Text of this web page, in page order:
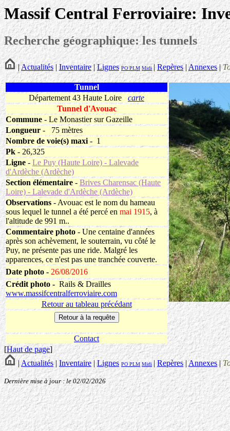
Massif Central Ferroviaire:
Recherche géographique: les tunnels
|Actualités| Inventaire|Lignes POPLM Midi |Repères|Annexes|
Tunnel
Département 43 Haute Loire carte
Tunnel d'Avouac
Commune - Le Monastier sur Gazeille
Longueur -
75 mètres
Nombre de voie(s) maxi - 1
Pk - 26,325
Ligne - Le Puy (Haute Loire) - Lalevade
d'Ardèche (Ardèche)
Section élémentaire - Brives Charensac (Haute
Loire) - Lalevade d'Ardèche (Ardèche)
Observations - Avouac est le nom du hameau
sous lequel le tunnel a été percé en mai 1915, à
l'altitude de 991 m..
Commentaire photo - Une centaine d'années
après son achèvement, le souterrain, vu côté le
Puy, ne présente pas une ride. Malgré les
apparences, ce n'est pas une tranchée couverte.
Date photo - 26/08/2016
Crédit photo - Rails & Drailles
www.massifcentralferroviaire.com
Retour au tableau précédant
Contact
[Haut de page]
|Actualités|Inventaire|Lignes POPLM Midi |Repères|Annexes|
Dernière mise à jour : le 02/02/2026